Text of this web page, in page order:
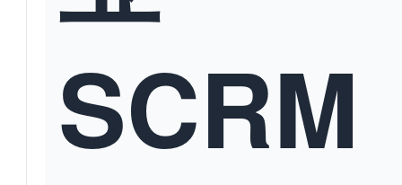
SCRM